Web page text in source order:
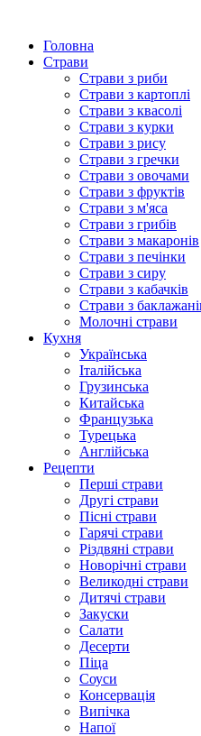
Головна
Страви
Страви з риби
Страви з картоплі
Страви з квасолі
Страви з курки
Страви з рису
Страви з гречки
Страви з овочами
Страви з фруктів
Страви з м'яса
Страви з грибів
Страви з макаронів
Страви з печінки
Страви з сиру
Страви з кабачків
Страви з
Молочні страви
Кухня
Українська
Італійська
Грузинська
Китайська
Французька
Турецька
Англійська
Рецепти
Перші страви
Другі страви
Пісні страви
Гарячі страви
Різдвяні страви
Новорічні страви
Великодні страви
Дитячі страви
Закуски
Салати
Десерти
Піца
Соуси
Консервація
Випічка
Напої